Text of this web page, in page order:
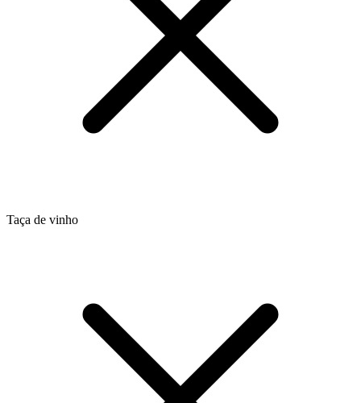
Taça de vinho